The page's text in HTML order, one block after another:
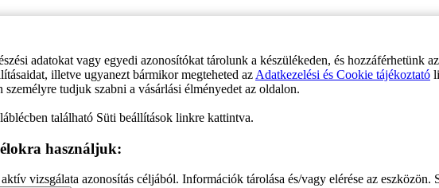
adatokat vagy egyedi azonosítókat tárolunk a készülékeden, és hozzáférhetünk
illetve ugyanezt bármikor megteheted az Adatkezelési és Cookie tájékoztató
tudjuk szabni a vásárlási élményedet az oldalon.
található Süti beállítások linkre kattintva.
használjuk:
vizsgálata azonosítás céljából. Információk tárolása és/vagy elérése az eszközön.